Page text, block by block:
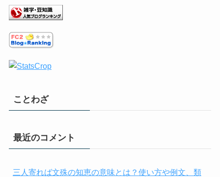
ことわざ
最近のコメント
三人寄れば文殊の知恵の意味とは？使い方や例文、類